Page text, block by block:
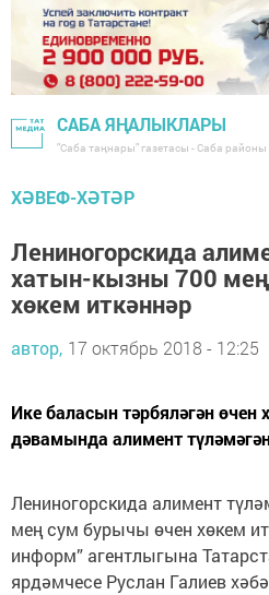
САБА ЯҢАЛЫКЛАРЫ
"Саба таңнары" газетасы - Саба районы
ХӘВЕФ-ХӘТӘР
Лениногорскида
хатын-кызны 700
хөкем иткәннәр
автор, 17 октябрь 2018 - 12:25
Ике баласын тәрбяләгән
дәвамында алимент
Лениногорскида алимент
мең сум бурычы өчен хөкем
информ” агентлыгына
ярдәмчесе Руслан Галиев